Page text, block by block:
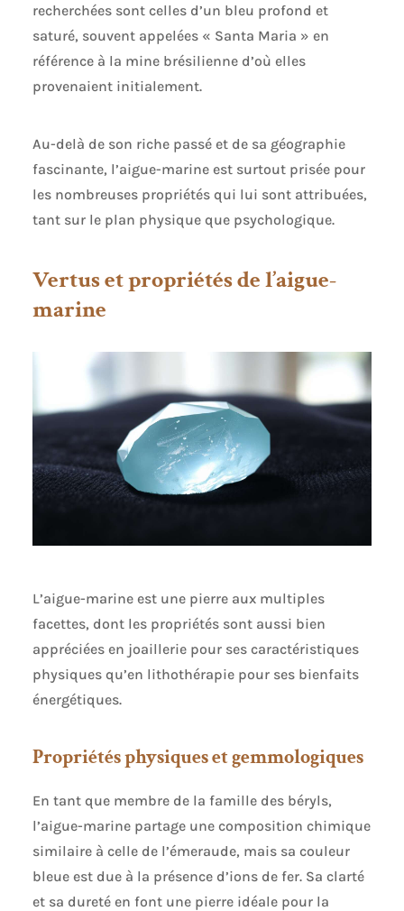
recherchées sont celles d’un bleu profond et
saturé, souvent appelées « Santa Maria » en
référence à la mine brésilienne d’où elles
provenaient initialement.
Au-delà de son riche passé et de sa géographie
fascinante, l’aigue-marine est surtout prisée pour
les nombreuses propriétés qui lui sont attribuées,
tant sur le plan physique que psychologique.
Vertus et propriétés de l’aigue-
marine
L’aigue-marine est une pierre aux multiples
facettes, dont les propriétés sont aussi bien
appréciées en joaillerie pour ses caractéristiques
physiques qu’en lithothérapie pour ses bienfaits
énergétiques.
Propriétés physiques et gemmologiques
En tant que membre de la famille des béryls,
l’aigue-marine partage une composition chimique
similaire à celle de l’émeraude, mais sa couleur
bleue est due à la présence d’ions de fer. Sa clarté
et sa dureté en font une pierre idéale pour la